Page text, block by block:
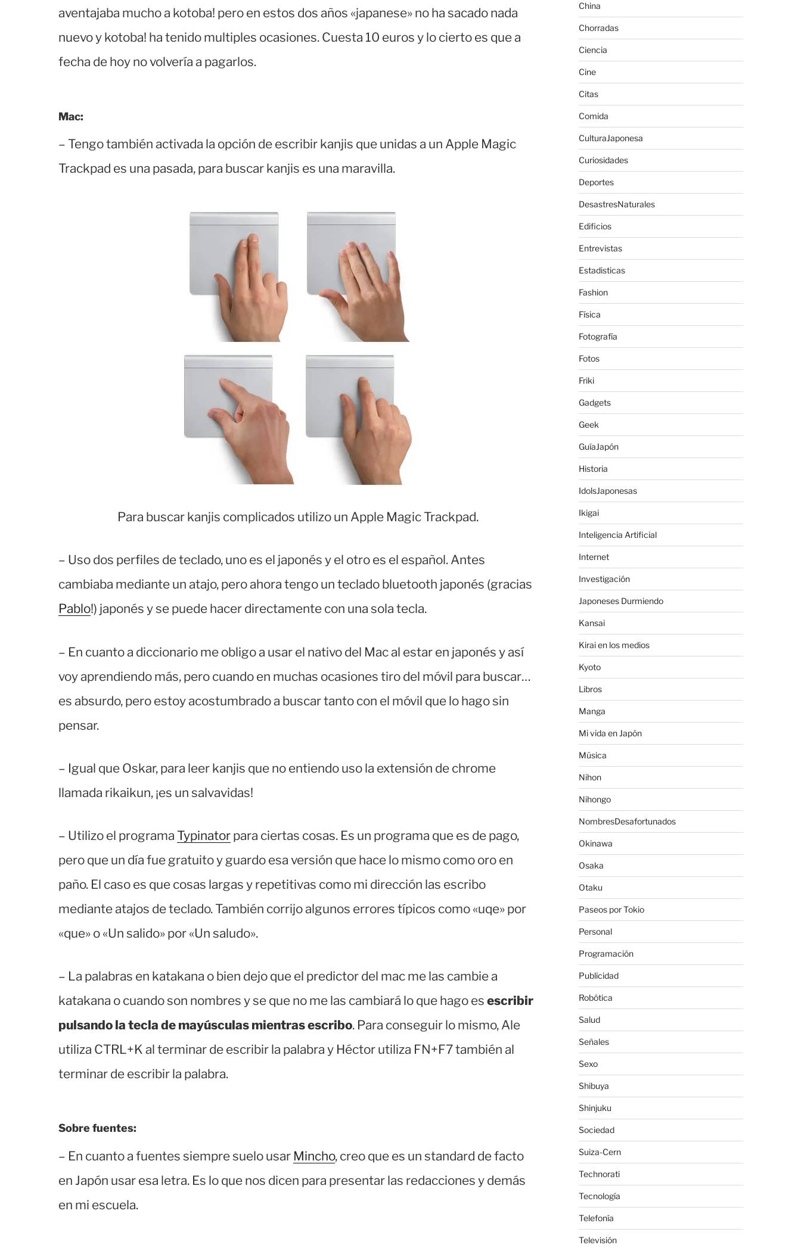
aventajaba mucho a kotoba! pero en estos dos años «japanese» no ha sacado nada
nuevo y kotoba! ha tenido multiples ocasiones. Cuesta 10 euros y lo cierto es que a
fecha de hoy no volvería a pagarlos.
Mac:
– Tengo también activada la opción de escribir kanjis que unidas a un Apple Magic
Trackpad es una pasada, para buscar kanjis es una maravilla.
Para buscar kanjis complicados utilizo un Apple Magic Trackpad.
– Uso dos perfiles de teclado, uno es el japonés y el otro es el español. Antes
cambiaba mediante un atajo, pero ahora tengo un teclado bluetooth japonés (gracias
Pablo!) japonés y se puede hacer directamente con una sola tecla.
– En cuanto a diccionario me obligo a usar el nativo del Mac al estar en japonés y así
voy aprendiendo más, pero cuando en muchas ocasiones tiro del móvil para buscar…
es absurdo, pero estoy acostumbrado a buscar tanto con el móvil que lo hago sin
pensar.
– Igual que Oskar, para leer kanjis que no entiendo uso la extensión de chrome
llamada rikaikun, ¡es un salvavidas!
– Utilizo el programa Typinatorpara ciertas cosas. Es un programa que es de pago,
pero que un día fue gratuito y guardo esa versión que hace lo mismo como oro en
paño. El caso es que cosas largas y repetitivas como mi dirección las escribo
mediante atajos de teclado. También corrijo algunos errores típicos como «uqe» por
«que» o «Un salido» por «Un saludo».
– La palabras en katakana o bien dejo que el predictor del mac me las cambie a
katakana o cuando son nombres y se que no me las cambiará lo que hago es escribir
pulsando la tecla de mayúsculas mientras escribo. Para conseguir lo mismo, Ale
utiliza CTRL+K al terminar de escribir la palabra y Héctor utiliza FN+F7 también al
terminar de escribir la palabra.
Sobre fuentes:
– En cuanto a fuentes siempre suelo usar Mincho, creo que es un standard de facto
en Japón usar esa letra. Es lo que nos dicen para presentar las redacciones y demás
en mi escuela.
China
Chorradas
Ciencia
Cine
Citas
Comida
CulturaJaponesa
Curiosidades
Deportes
DesastresNaturales
Edificios
Entrevistas
Estadisticas
Fashion
Física
Fotografía
Fotos
Friki
Gadgets
Geek
GuíaJapón
Historia
IdolsJaponesas
Ikigai
Inteligencia Artificial
Internet
Investigación
Japoneses Durmiendo
Kansai
Kirai en los medios
Kyoto
Libros
Manga
Mi vida en Japón
Música
Nihon
Nihongo
NombresDesafortunados
Okinawa
Osaka
Otaku
Paseos por Tokio
Personal
Programación
Publicidad
Robótica
Salud
Señales
Sexo
Shibuya
Shinjuku
Sociedad
Suiza-Cern
Technorati
Tecnología
Telefonía
Televisión